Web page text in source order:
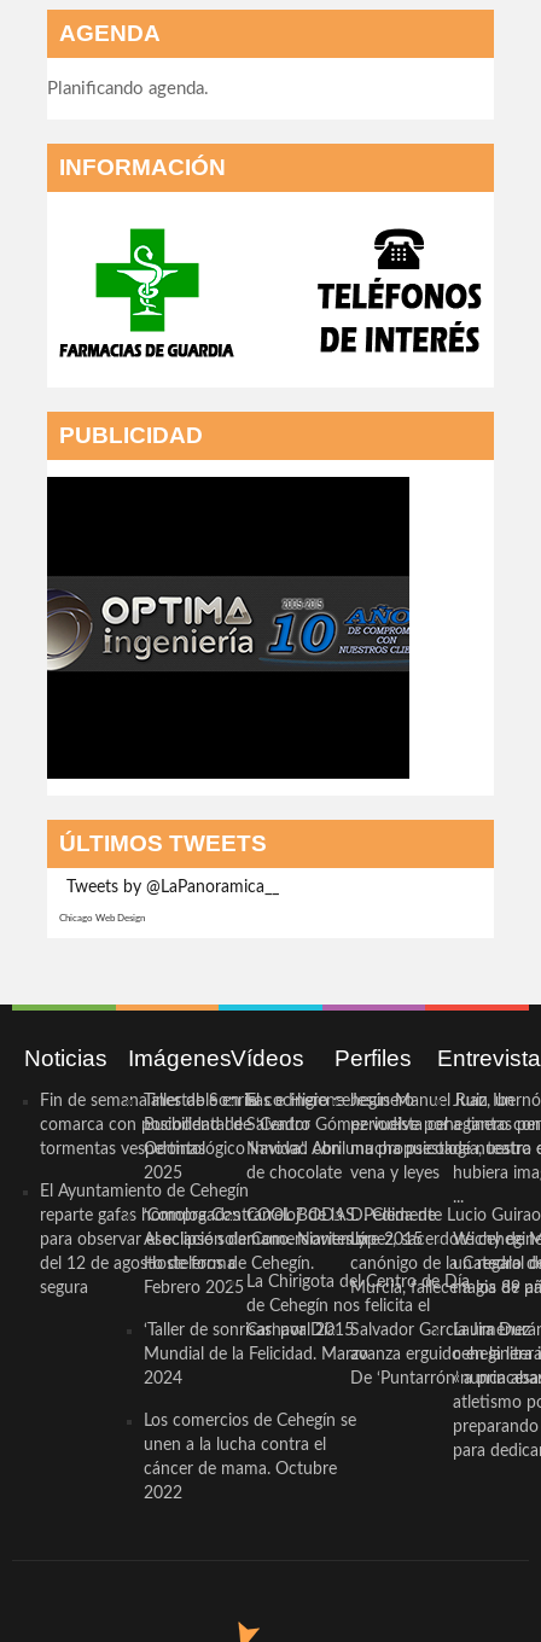
AGENDA
Planificando agenda.
INFORMACIÓN
PUBLICIDAD
ÚLTIMOS TWEETS
Tweets by @LaPanoramica__
Chicago Web Design
Noticias
Fin de semana inestable en la
comarca con posibilidad de
tormentas vespertinas
El Ayuntamiento de Cehegín
reparte gafas homologadas
para observar el eclipse solar
del 12 de agosto de forma
segura
Imágenes
Taller de Sonrisas e Higiene
Bucodental de ‘Centro
Odontológico Innova’. Abril
2025
‘Compra Contrarreloj’ de la
Asociación de Comerciantes y
Hosteleros de Cehegín.
Febrero 2025
‘Taller de sonrisas’ por Día
Mundial de la Felicidad. Marzo
2024
Los comercios de Cehegín se
unen a la lucha contra el
cáncer de mama. Octubre
2022
Vídeos
El cocinero ceheginero
Salvador Gómez vuelve por
Navidad con una propuesta
de chocolate
COOL BODAS. Pedida de
mano. Noviembre 2015
La Chirigota del Centro de Día
de Cehegín nos felicita el
Carnaval 2015
Perfiles
Jesús Manuel Ruiz, un
periodista ceheginero con
mucha psicología, teatro
vena y leyes
D. Clemente Lucio Guirao
López, sacerdote
canónigo de la Catedral
Murcia, fallece a los 89
Salvador García Jiménez
avanza erguido en la
De ‘Puntarrón’ a
Juan
a tantas
de nuestra
hubiera
...
Wichy de
un regalo
magia de
Laura
ceheginera
«nunca
atletismo
para